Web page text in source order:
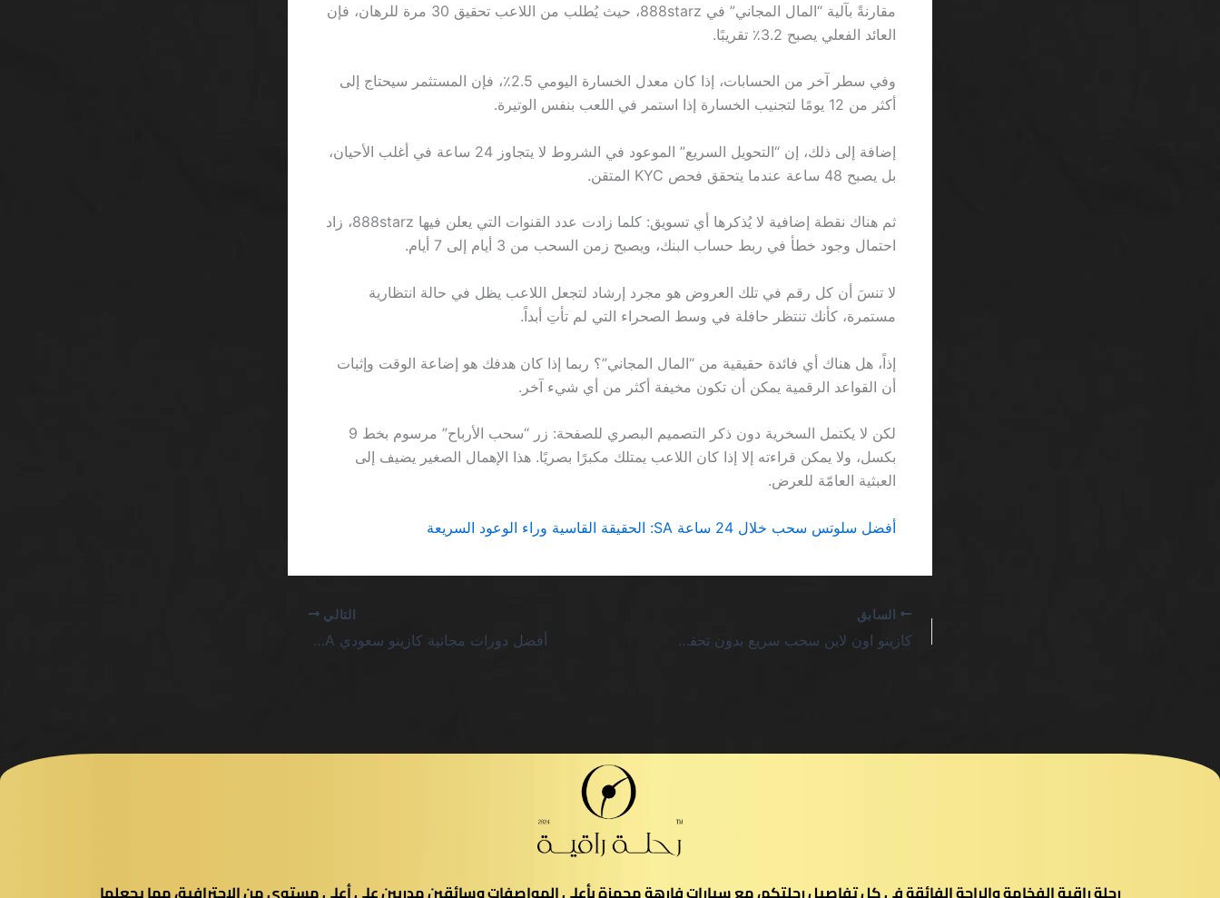
مقارنةً بآلية “المال المجاني” في 888starz، حيث يُطلب من اللاعب تحقيق 30 مرة للرهان، فإن
العائد الفعلي يصبح 3.2٪ تقريبًا.
وفي سطر آخر من الحسابات، إذا كان معدل الخسارة اليومي 2.5٪، فإن المستثمر سيحتاج إلى
أكثر من 12 يومًا لتجنيب الخسارة إذا استمر في اللعب بنفس الوتيرة.
إضافة إلى ذلك، إن “التحويل السريع” الموعود في الشروط لا يتجاوز 24 ساعة في أغلب الأحيان،
بل يصبح 48 ساعة عندما يتحقق فحص KYC المتقن.
ثم هناك نقطة إضافية لا يُذكرها أي تسويق: كلما زادت عدد القنوات التي يعلن فيها 888starz، زاد
احتمال وجود خطأ في ربط حساب البنك، ويصبح زمن السحب من 3 أيام إلى 7 أيام.
لا تنسَ أن كل رقم في تلك العروض هو مجرد إرشاد لتجعل اللاعب يظل في حالة انتظارية
مستمرة، كأنك تنتظر حافلة في وسط الصحراء التي لم تأتِ أبداً.
إذاً، هل هناك أي فائدة حقيقية من “المال المجاني”؟ ربما إذا كان هدفك هو إضاعة الوقت وإثبات
أن القواعد الرقمية يمكن أن تكون مخيفة أكثر من أي شيء آخر.
لكن لا يكتمل السخرية دون ذكر التصميم البصري للصفحة: زر “سحب الأرباح” مرسوم بخط 9
بكسل، ولا يمكن قراءته إلا إذا كان اللاعب يمتلك مكبرًا بصريًا. هذا الإهمال الصغير يضيف إلى
العبثية العامّة للعرض.
أفضل سلوتس سحب خلال 24 ساعة SA: الحقيقة القاسية وراء الوعود السريعة
السابق
كازينو اون لاين سحب سريع بدون تحقق السعودية يفضح وهم الإعلانات الفارغة
التالي
أفضل دورات مجانية كازينو سعودي SA: لا تنتظر المعجزات بل استغل الأرقام